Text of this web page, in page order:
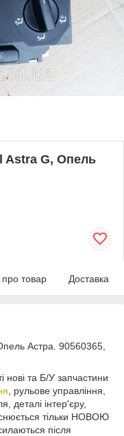
Astra G, Опель
про товар Доставка
Астра. 90560365,
нові та Б/У запчастини
, рульове управління,
деталі інтер'єру,
тільки НОВОЮ
після